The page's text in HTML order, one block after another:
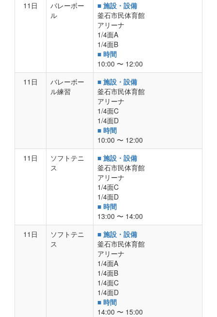
11日
バレーボー
ル
■ 施設・設備
釜石市民体育館
アリーナ
1/4面A
1/4面B
■ 時間
10:00 〜 12:00
11日
バレーボー
ル練習
■ 施設・設備
釜石市民体育館
アリーナ
1/4面C
1/4面D
■ 時間
10:00 〜 12:00
11日
ソフトテニ
ス
■ 施設・設備
釜石市民体育館
アリーナ
1/4面C
1/4面D
■ 時間
13:00 〜 14:00
11日
ソフトテニ
ス
■ 施設・設備
釜石市民体育館
アリーナ
1/4面A
1/4面B
1/4面C
1/4面D
■ 時間
14:00 〜 15:00